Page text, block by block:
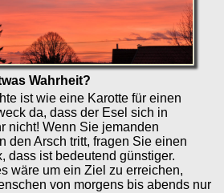
Wahrheit?
ist wie eine Karotte für einen
da, dass der Esel sich in
nicht! Wenn Sie jemanden
den Arsch tritt, fragen Sie einen
dass ist bedeutend günstiger.
wäre um ein Ziel zu erreichen,
von morgens bis abends nur